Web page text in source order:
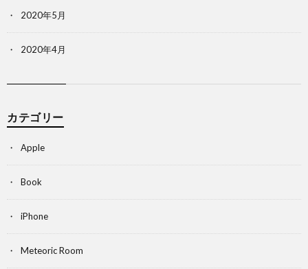
2020年5月
2020年4月
カテゴリー
Apple
Book
iPhone
Meteoric Room